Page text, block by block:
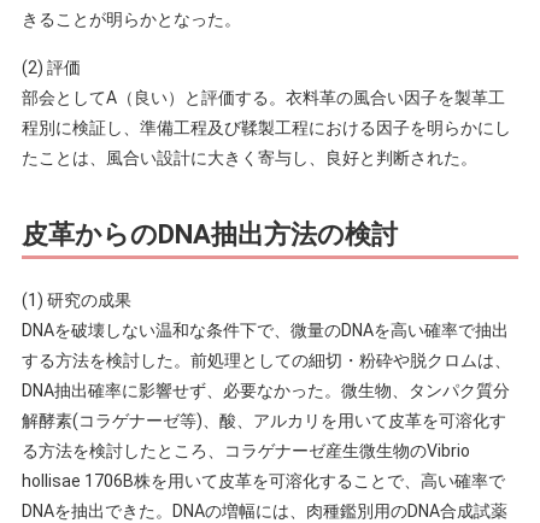
きることが明らかとなった。
(2) 評価
部会としてA（良い）と評価する。衣料革の風合い因子を製革工
程別に検証し、準備工程及び鞣製工程における因子を明らかにし
たことは、風合い設計に大きく寄与し、良好と判断された。
皮革からのDNA抽出方法の検討
(1) 研究の成果
DNAを破壊しない温和な条件下で、微量のDNAを高い確率で抽出
する方法を検討した。前処理としての細切・粉砕や脱クロムは、
DNA抽出確率に影響せず、必要なかった。微生物、タンパク質分
解酵素(コラゲナーゼ等)、酸、アルカリを用いて皮革を可溶化す
る方法を検討したところ、コラゲナーゼ産生微生物のVibrio
hollisae 1706B株を用いて皮革を可溶化することで、高い確率で
DNAを抽出できた。DNAの増幅には、肉種鑑別用のDNA合成試薬